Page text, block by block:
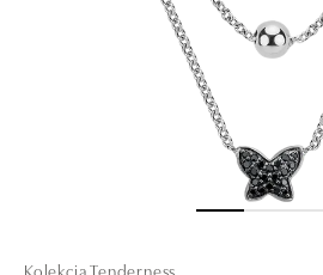
Kolekcia Tenderness